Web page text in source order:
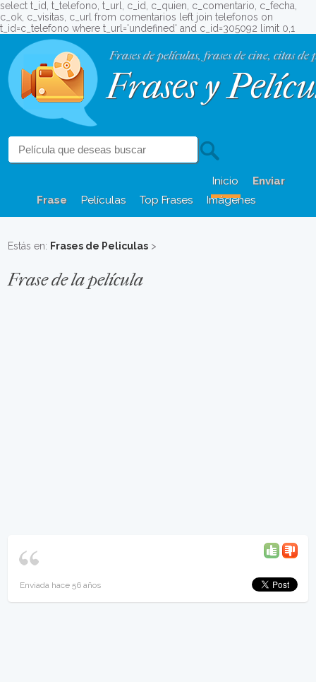
select t_id, t_telefono, t_url, c_id, c_quien, c_comentario, c_fecha,
c_ok, c_visitas, c_url from comentarios left join telefonos on
t_id=c_telefono where t_url='undefined' and c_id=305092 limit 0,1
Frases de películas, frases de cine, citas de
Frases y
Inicio
Enviar
Frase
Películas Top Frases Imágenes
Estás en: Frases de Peliculas >
Frase de la película
Enviada hace 56 años